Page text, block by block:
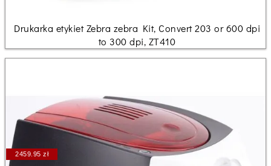
Drukarka etykiet Zebra zebra Kit, Convert 203 or 600 dpi
to 300 dpi, ZT410
2459.95 zł